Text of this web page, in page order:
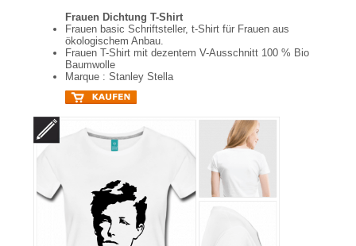
Frauen Dichtung T-Shirt
Frauen basic Schriftsteller, t-Shirt für Frauen aus
ökologischem Anbau.
Frauen T-Shirt mit dezentem V-Ausschnitt 100 % Bio
Baumwolle
Marque : Stanley Stella